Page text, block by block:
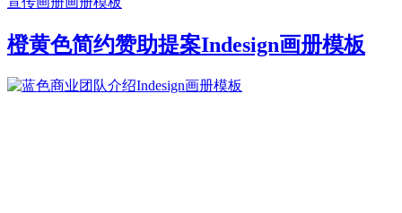
橙黄色简约赞助提案Indesign画册模板